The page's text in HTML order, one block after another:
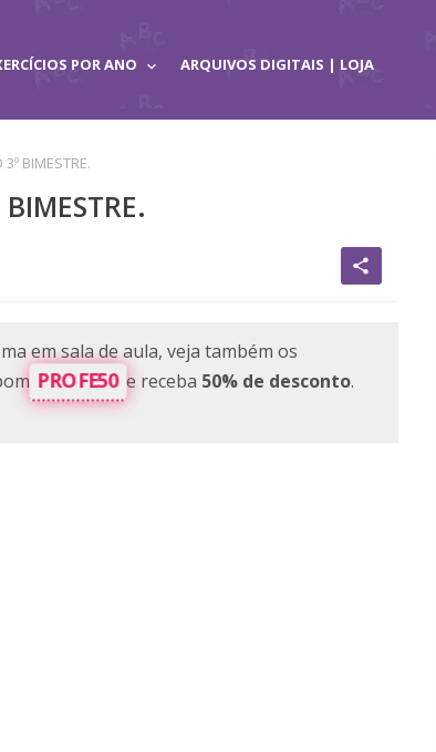
POR ANO ARQUIVOS DIGITAIS | LOJA
BIMESTRE.
share
em sala de aula, veja também os
PROFE50 e receba 50% de desconto.